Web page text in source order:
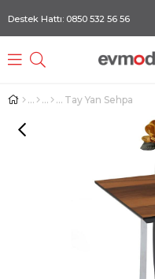
Destek Hattı: 0850 532 56 56
Tay Yan Sehpa